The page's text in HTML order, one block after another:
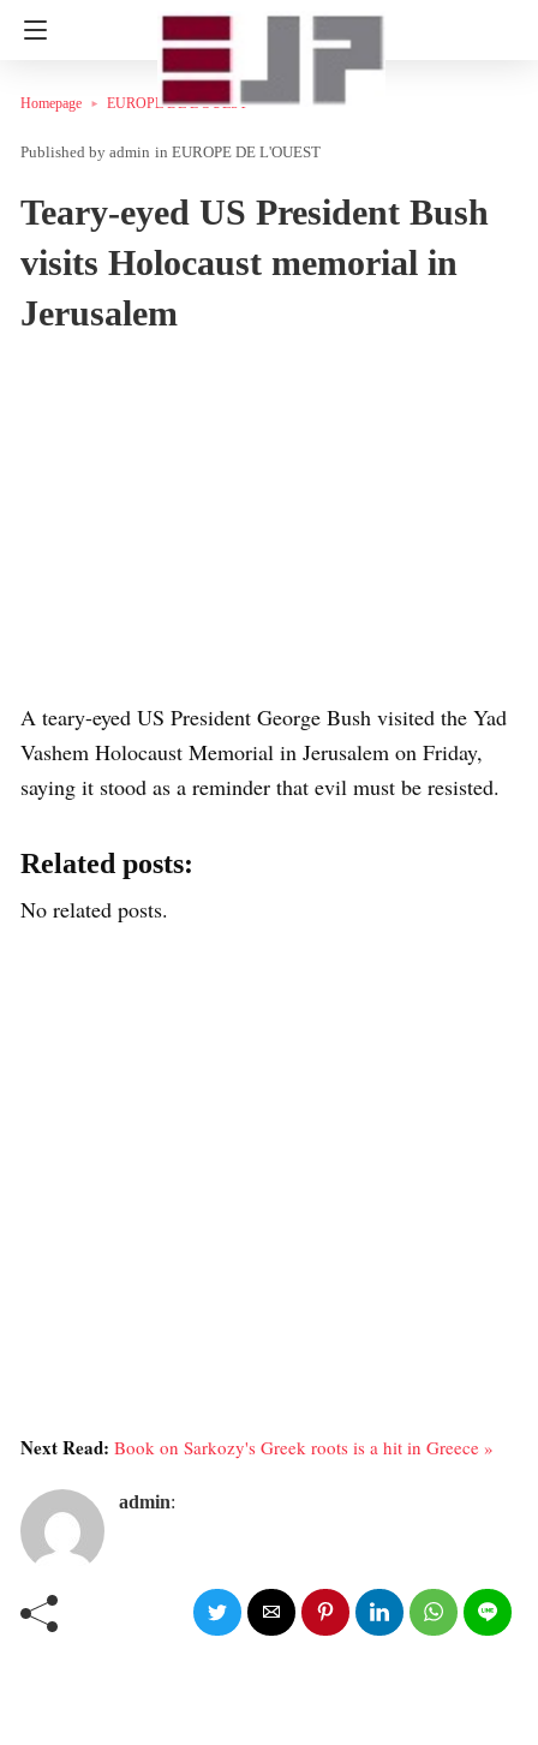
Homepage EUROPE DE L'OUEST
admin in EUROPE DE L'OUEST
Teary-eyed US President Bush
visits Holocaust memorial in
Jerusalem
A teary-eyed US President George Bush visited the Yad
Vashem Holocaust Memorial in Jerusalem on Friday,
saying it stood as a reminder that evil must be resisted.
Related posts:
No related posts.
Next Read: Book on Sarkozy's Greek roots is a hit in Greece »
admin: